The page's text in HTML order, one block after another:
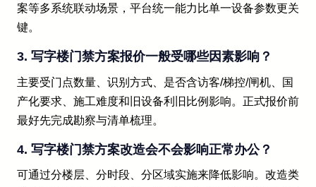
案等多系统联动场景，平台统一能力比单一设备参数更关
键。
3. 写字楼门禁方案报价一般受哪些因素影响？
主要受门点数量、识别方式、是否含访客/梯控/闸机、国
产化要求、施工难度和旧设备利旧比例影响。正式报价前
最好先完成勘察与清单梳理。
4. 写字楼门禁方案改造会不会影响正常办公？
可通过分楼层、分时段、分区域实施来降低影响。改造类